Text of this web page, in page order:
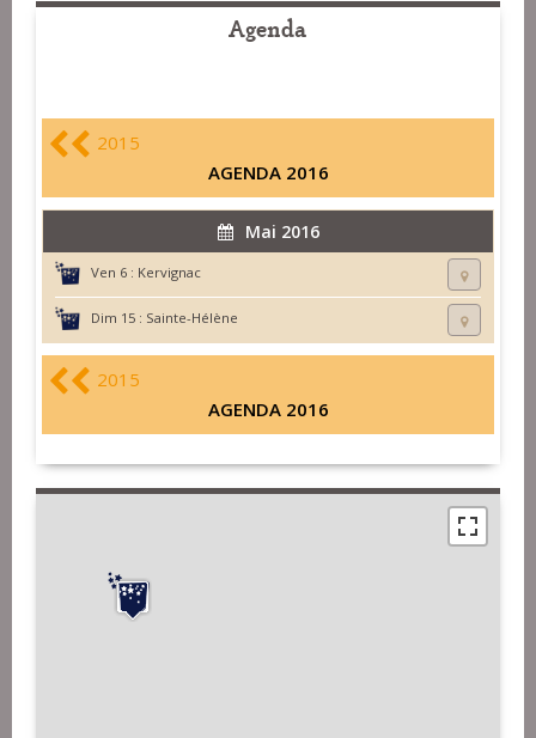
Agenda
2015
AGENDA 2016
Mai 2016
Ven 6 : Kervignac
Dim 15 : Sainte-Hélène
2015
AGENDA 2016